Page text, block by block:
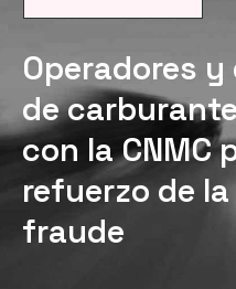
NOTICIAS
Operadores
de
con la CNMC
refuerzo de
fraude